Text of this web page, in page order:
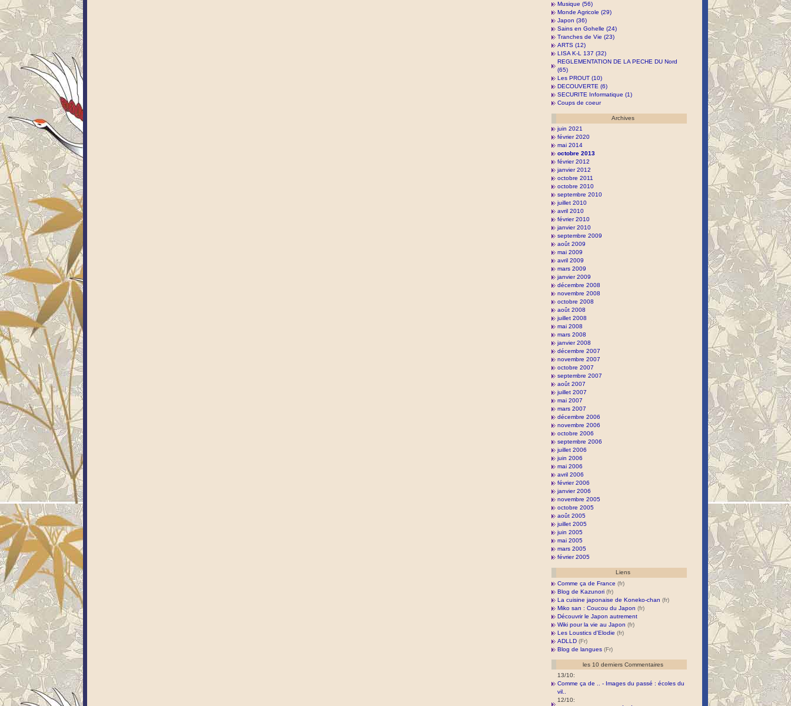
Musique (56)
Monde Agricole (29)
Japon (36)
Sains en Gohelle (24)
Tranches de Vie (23)
ARTS (12)
LISA K-L 137 (32)
REGLEMENTATION DE LA PECHE DU Nord
(65)
Les PROUT (10)
DECOUVERTE (6)
SECURITE Informatique (1)
Coups de coeur
Archives
juin 2021
février 2020
mai 2014
octobre 2013
février 2012
janvier 2012
octobre 2011
octobre 2010
septembre 2010
juillet 2010
avril 2010
février 2010
janvier 2010
septembre 2009
août 2009
mai 2009
avril 2009
mars 2009
janvier 2009
décembre 2008
novembre 2008
octobre 2008
août 2008
juillet 2008
mai 2008
mars 2008
janvier 2008
décembre 2007
novembre 2007
octobre 2007
septembre 2007
août 2007
juillet 2007
mai 2007
mars 2007
décembre 2006
novembre 2006
octobre 2006
septembre 2006
juillet 2006
juin 2006
mai 2006
avril 2006
février 2006
janvier 2006
novembre 2005
octobre 2005
août 2005
juillet 2005
juin 2005
mai 2005
mars 2005
février 2005
Liens
Comme ça de France
Blog de Kazunori
La cuisine japonaise de Koneko-chan
Miko san : Coucou du Japon
Découvrir le Japon autrement
Wiki pour la vie au Japon
Les Loustics d'Elodie
ADLLD
Blog de langues
les 10 derniers Commentaires
13/10:
Comme ça de .. - Images du passé : écoles du
vil..
12/10: